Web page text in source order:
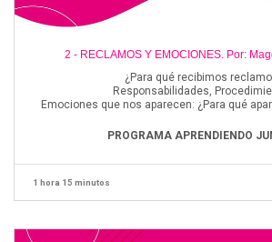
2 - RECLAMOS Y EMOCIONES. Por:
¿Para qué recibimos
Responsabilidades,
Emociones que nos aparecen: ¿Para qué
¿Qué nos producen a nivel personal, equipo,
PROGRAMA APRENDIENDO
1 hora 15 minutos